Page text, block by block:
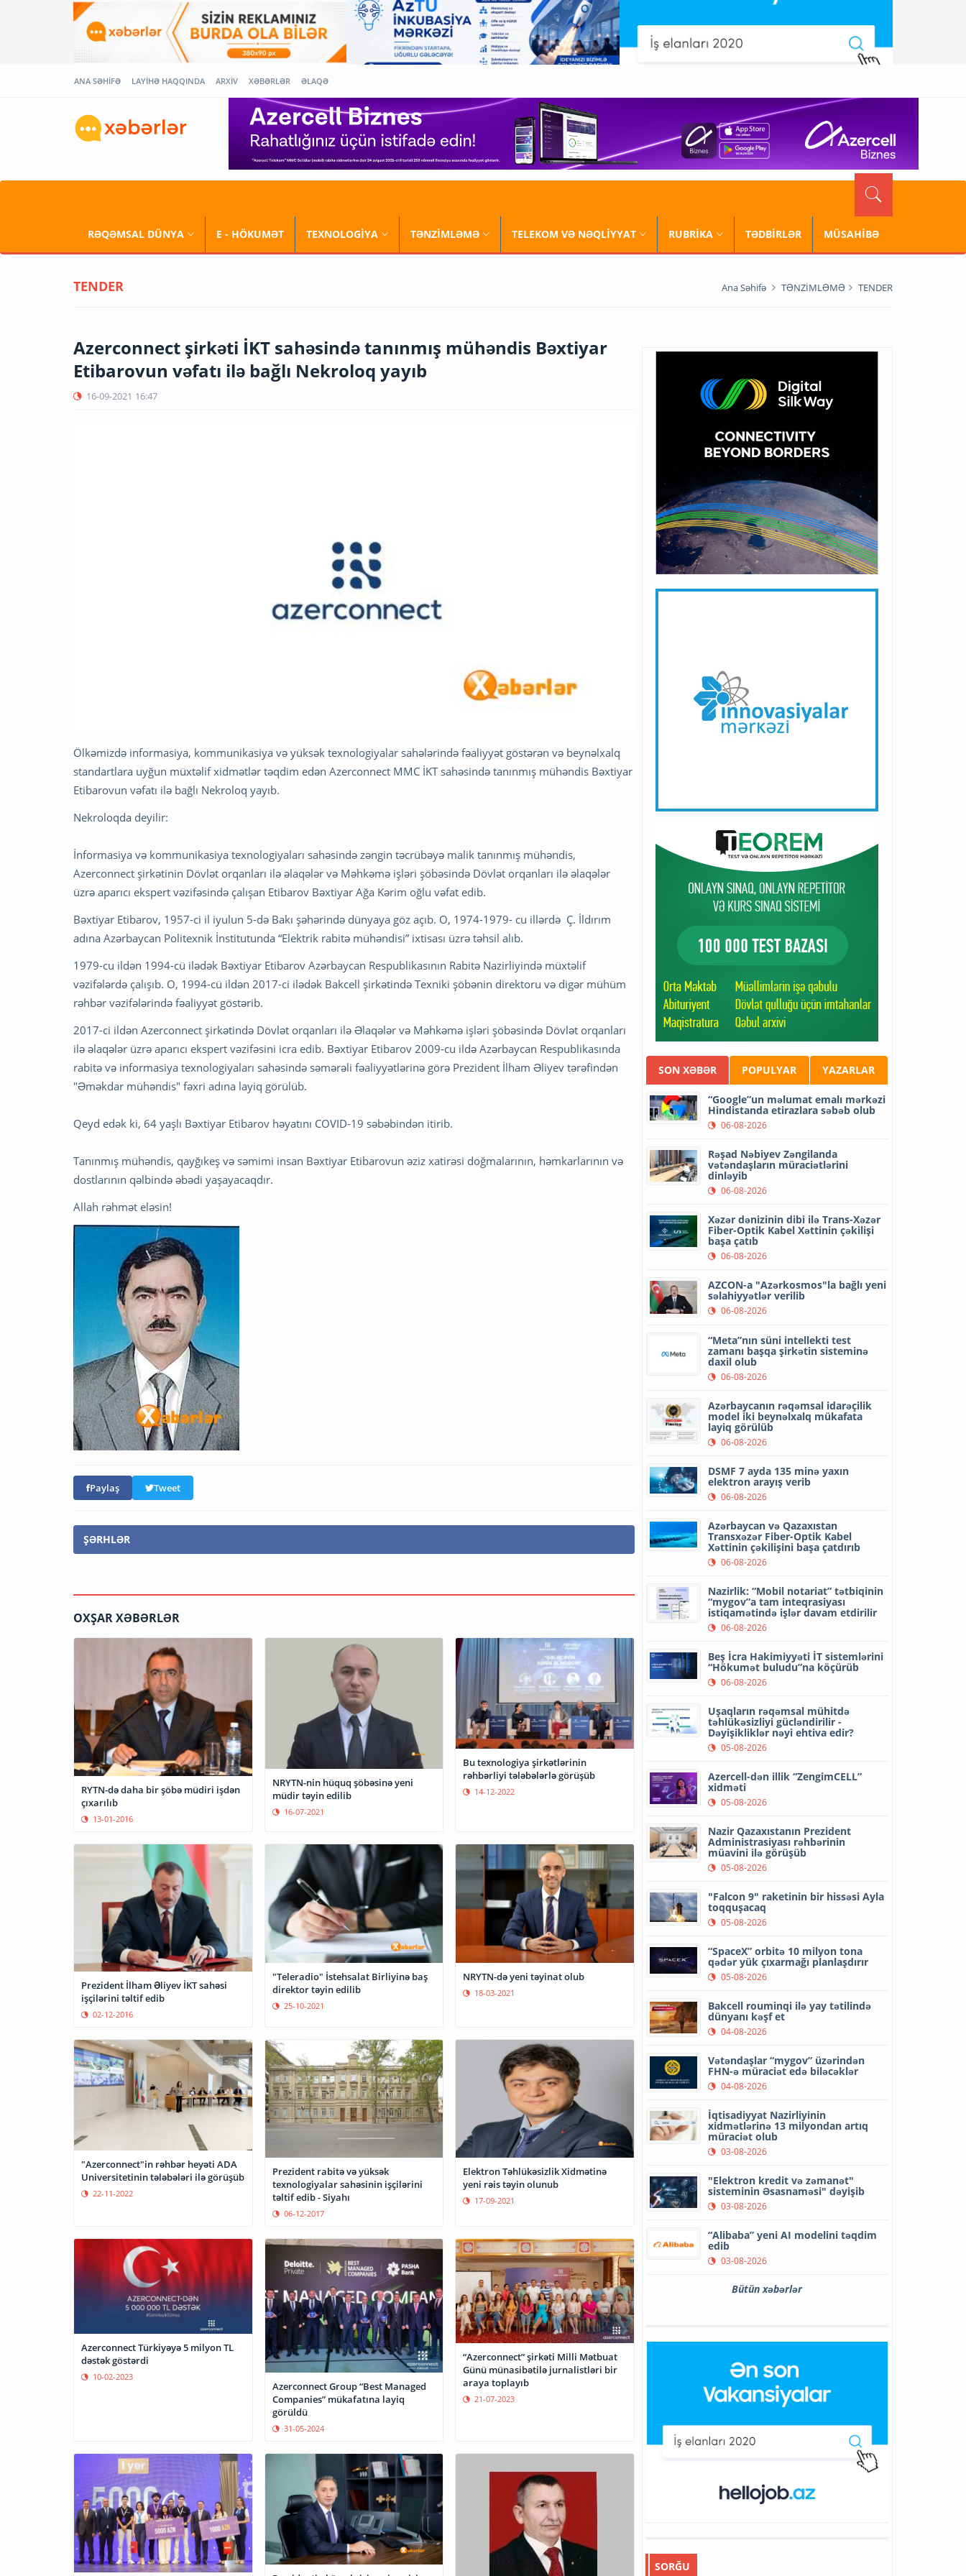
ANA SƏHİFƏ LAYİHƏ HAQQINDA ARXİV XƏBƏRLƏR ƏLAQƏ
RƏQƏMSAL DÜNYA E - HÖKUMƏT TEXNOLOGİYA TƏNZİMLƏMƏ TELEKOM VƏ NƏQLİYYAT RUBRİKA TƏDBİRLƏR MÜSAHİBƏ
TENDER Ana Səhifə TƏNZİMLƏMƏ TENDER
Azerconnect şirkəti İKT sahəsində tanınmış mühəndis Bəxtiyar
Etibarovun vəfatı ilə bağlı Nekroloq yayıb
16-09-2021 16:47
Ölkəmizdə informasiya, kommunikasiya və yüksək texnologiyalar sahələrində fəaliyyət göstərən və beynəlxalq
standartlara uyğun müxtəlif xidmətlər təqdim edən Azerconnect MMC İKT sahəsində tanınmış mühəndis Bəxtiyar
Etibarovun vəfatı ilə bağlı Nekroloq yayıb.
Nekroloqda deyilir:
İnformasiya və kommunikasiya texnologiyaları sahəsində zəngin təcrübəyə malik tanınmış mühəndis,
Azerconnect şirkətinin Dövlət orqanları ilə əlaqələr və Məhkəmə işləri şöbəsində Dövlət orqanları ilə əlaqələr
üzrə aparıcı ekspert vəzifəsində çalışan Etibarov Bəxtiyar Ağa Kərim oğlu vəfat edib.
Bəxtiyar Etibarov, 1957-ci il iyulun 5-də Bakı şəhərində dünyaya göz açıb. O, 1974-1979- cu illərdə Ç. İldırım
adına Azərbaycan Politexnik İnstitutunda “Elektrik rabitə mühəndisi” ixtisası üzrə təhsil alıb.
1979-cu ildən 1994-cü ilədək Bəxtiyar Etibarov Azərbaycan Respublikasının Rabitə Nazirliyində müxtəlif
vəzifələrdə çalışıb. O, 1994-cü ildən 2017-ci ilədək Bakcell şirkətində Texniki şöbənin direktoru və digər mühüm
rəhbər vəzifələrində fəaliyyət göstərib.
2017-ci ildən Azerconnect şirkətində Dövlət orqanları ilə Əlaqələr və Məhkəmə işləri şöbəsində Dövlət orqanları
ilə əlaqələr üzrə aparıcı ekspert vəzifəsini icra edib. Bəxtiyar Etibarov 2009-cu ildə Azərbaycan Respublikasında
rabitə və informasiya texnologiyaları sahəsində səmərəli fəaliyyətlərinə görə Prezident İlham Əliyev tərəfindən
"Əməkdar mühəndis" fəxri adına layiq görülüb.
Qeyd edək ki, 64 yaşlı Bəxtiyar Etibarov həyatını COVID-19 səbəbindən itirib.
Tanınmış mühəndis, qayğıkeş və səmimi insan Bəxtiyar Etibarovun əziz xatirəsi doğmalarının, həmkarlarının və
dostlarının qəlbində əbədi yaşayacaqdır.
Allah rəhmət eləsin!
Paylaş Tweet
ŞƏRHLƏR
OXŞAR XƏBƏRLƏR
RYTN-də daha bir şöbə müdiri işdən
çıxarılıb
13-01-2016
NRYTN-nin hüquq şöbəsinə yeni
müdir təyin edilib
16-07-2021
Bu texnologiya şirkətlərinin
rəhbərliyi tələbələrlə görüşüb
14-12-2022
Prezident İlham Əliyev İKT sahəsi
işçilərini təltif edib
02-12-2016
"Teleradio" İstehsalat Birliyinə baş
direktor təyin edilib
25-10-2021
NRYTN-də yeni təyinat olub
18-03-2021
"Azerconnect"in rəhbər heyəti ADA
Universitetinin tələbələri ilə görüşüb
22-11-2022
Prezident rabitə və yüksək
texnologiyalar sahəsinin işçilərini
təltif edib - Siyahı
06-12-2017
Elektron Təhlükəsizlik Xidmətinə
yeni rəis təyin olunub
17-09-2021
Azerconnect Türkiyəyə 5 milyon TL
dəstək göstərdi
10-02-2023
Azerconnect Group “Best Managed
Companies” mükafatına layiq
görüldü
31-05-2024
“Azerconnect” şirkəti Milli Mətbuat
Günü münasibətilə jurnalistləri bir
araya toplayıb
21-07-2023
SON XƏBƏR POPULYAR YAZARLAR
“Google”un məlumat emalı mərkəzi
Hindistanda etirazlara səbəb olub
06-08-2026
Rəşad Nəbiyev Zəngilanda
vətəndaşların müraciətlərini
dinləyib
06-08-2026
Xəzər dənizinin dibi ilə Trans-Xəzər
Fiber-Optik Kabel Xəttinin çəkilişi
başa çatıb
06-08-2026
AZCON-a "Azərkosmos"la bağlı yeni
səlahiyyətlər verilib
06-08-2026
“Meta”nın süni intellekti test
zamanı başqa şirkətin sisteminə
daxil olub
06-08-2026
Azərbaycanın rəqəmsal idarəçilik
model iki beynəlxalq mükafata
layiq görülüb
06-08-2026
DSMF 7 ayda 135 minə yaxın
elektron arayış verib
06-08-2026
Azərbaycan və Qazaxıstan
Transxəzər Fiber-Optik Kabel
Xəttinin çəkilişini başa çatdırıb
06-08-2026
Nazirlik: “Mobil notariat” tətbiqinin
“mygov”a tam inteqrasiyası
istiqamətində işlər davam etdirilir
06-08-2026
Beş İcra Hakimiyyəti İT sistemlərini
“Hökumət buludu”na köçürüb
06-08-2026
Uşaqların rəqəmsal mühitdə
təhlükəsizliyi gücləndirilir -
Dəyişikliklər nəyi ehtiva edir?
05-08-2026
Azercell-dən illik “ZengimCELL”
xidməti
05-08-2026
Nazir Qazaxıstanın Prezident
Administrasiyası rəhbərinin
müavini ilə görüşüb
05-08-2026
"Falcon 9" raketinin bir hissəsi Ayla
toqquşacaq
05-08-2026
“SpaceX” orbitə 10 milyon tona
qədər yük çıxarmağı planlaşdırır
05-08-2026
Bakcell rouminqi ilə yay tətilində
dünyanı kəşf et
04-08-2026
Vətəndaşlar “mygov” üzərindən
FHN-ə müraciət edə biləcəklər
04-08-2026
İqtisadiyyat Nazirliyinin
xidmətlərinə 13 milyondan artıq
müraciət olub
03-08-2026
"Elektron kredit və zəmanət"
sisteminin Əsasnaməsi" dəyişib
03-08-2026
“Alibaba” yeni AI modelini təqdim
edib
03-08-2026
Bütün xəbərlər
SORĞU